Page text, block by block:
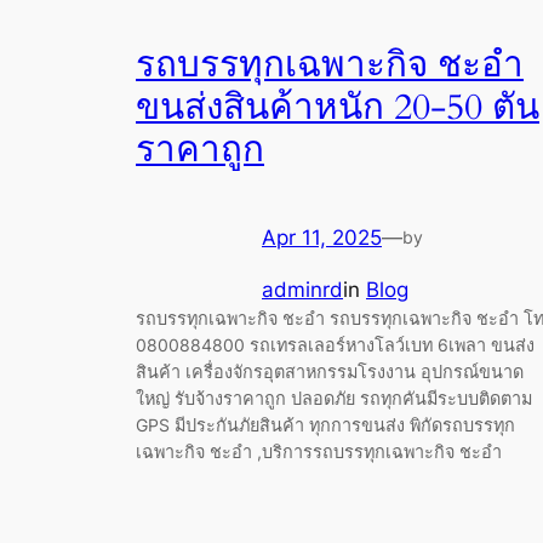
รถบรรทุกเฉพาะกิจ ชะอำ
ขนส่งสินค้าหนัก 20-50 ตัน
ราคาถูก
Apr 11, 2025—by
adminrdin Blog
รถบรรทุกเฉพาะกิจ ชะอำ รถบรรทุกเฉพาะกิจ ชะอำ โ
0800884800 รถเทรลเลอร์หางโลว์เบท 6เพลา ขนส่ง
สินค้า เครื่องจักรอุตสาหกรรมโรงงาน อุปกรณ์ขนาด
ใหญ่ รับจ้างราคาถูก ปลอดภัย รถทุกคันมีระบบติดตาม
GPS มีประกันภัยสินค้า ทุกการขนส่ง พิกัดรถบรรทุก
เฉพาะกิจ ชะอำ ,บริการรถบรรทุกเฉพาะกิจ ชะอำ